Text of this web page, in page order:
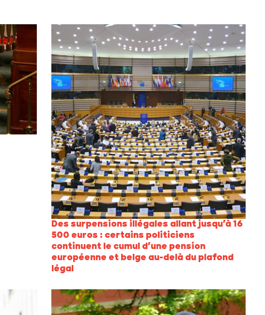
Des surpensions illégales allant jusqu’à 16
500 euros : certains politiciens
continuent le cumul d’une pension
européenne et belge au-delà du plafond
légal